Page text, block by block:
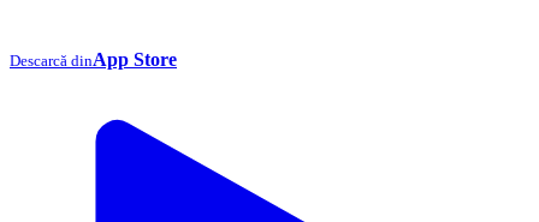
Descarcă dinApp Store